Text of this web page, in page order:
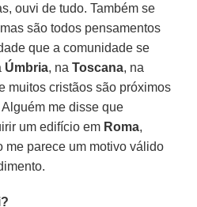
ouvi de tudo. Também se
são todos pensamentos
que a comunidade se
Úmbria, naToscana, na
muitos cristãos são próximos
me disse que
um edifício em Roma,
me parece um motivo válido